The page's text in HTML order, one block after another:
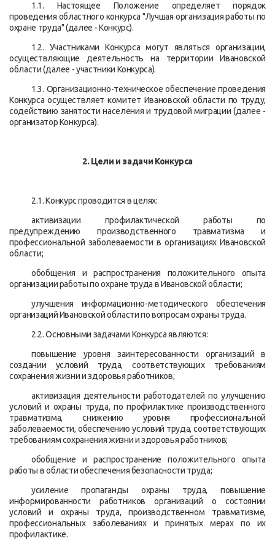
1.1. Настоящее Положение определяет порядок
проведения областного конкурса "Лучшая организация работы по
охране труда" (далее - Конкурс).
1.2. Участниками Конкурса могут являться организации,
осуществляющие деятельность на территории Ивановской
области (далее - участники Конкурса).
1.3. Организационно-техническое обеспечение проведения
Конкурса осуществляет комитет Ивановской области по труду,
содействию занятости населения и трудовой миграции (далее -
организатор Конкурса).
2. Цели и задачи Конкурса
2.1. Конкурс проводится в целях:
активизации профилактической работы по
предупреждению производственного травматизма и
профессиональной заболеваемости в организациях Ивановской
области;
обобщения и распространения положительного опыта
организации работы по охране труда в Ивановской области;
улучшения информационно-методического обеспечения
организаций Ивановской области по вопросам охраны труда.
2.2. Основными задачами Конкурса являются:
повышение уровня заинтересованности организаций в
создании условий труда, соответствующих требованиям
сохранения жизни и здоровья работников;
активизация деятельности работодателей по улучшению
условий и охраны труда, по профилактике производственного
травматизма, снижению уровня профессиональной
заболеваемости, обеспечению условий труда, соответствующих
требованиям сохранения жизни и здоровья работников;
обобщение и распространение положительного опыта
работы в области обеспечения безопасности труда;
усиление пропаганды охраны труда, повышение
информированности работников организаций о состоянии
условий и охраны труда, производственном травматизме,
профессиональных заболеваниях и принятых мерах по их
профилактике.